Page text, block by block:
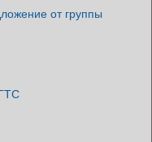
от группы